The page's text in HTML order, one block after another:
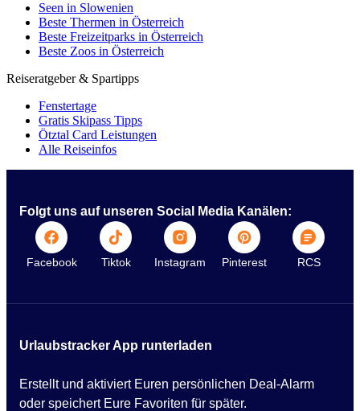
Seen in Slowenien
Beste Thermen in Österreich
Beste Freizeitparks in Österreich
Beste Zoos in Österreich
Reiseratgeber & Spartipps
Fenstertage
Gratis Skipass Tipps
Ötztal Card Leistungen
Alle Reiseinfos